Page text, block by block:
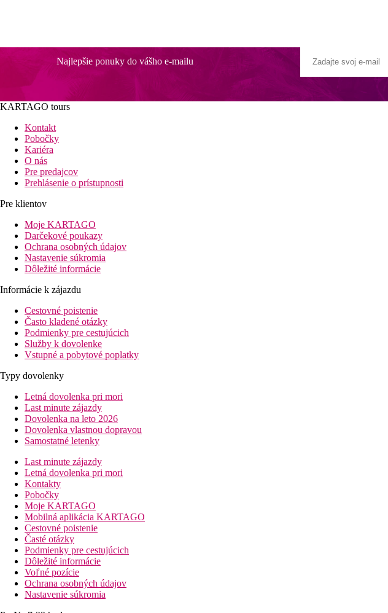
Najlepšie ponuky do vášho e-mailu
KARTAGO tours
Kontakt
Pobočky
Kariéra
O nás
Pre predajcov
Prehlásenie o prístupnosti
Pre klientov
Moje KARTAGO
Darčekové poukazy
Ochrana osobných údajov
Nastavenie súkromia
Dôležité informácie
Informácie k zájazdu
Cestovné poistenie
Často kladené otázky
Podmienky pre cestujúcich
Služby k dovolenke
Vstupné a pobytové poplatky
Typy dovolenky
Letná dovolenka pri mori
Last minute zájazdy
Dovolenka na leto 2026
Dovolenka vlastnou dopravou
Samostatné letenky
Last minute zájazdy
Letná dovolenka pri mori
Kontakty
Pobočky
Moje KARTAGO
Mobilná aplikácia KARTAGO
Cestovné poistenie
Časté otázky
Podmienky pre cestujúcich
Dôležité informácie
Voľné pozície
Ochrana osobných údajov
Nastavenie súkromia